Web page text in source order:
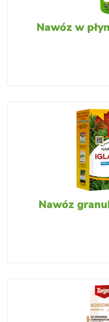
Nawóz w
Nawóz